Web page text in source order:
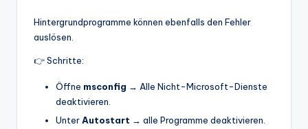
Hintergrundprogramme können ebenfalls den Fehler
auslösen.
👉 Schritte:
Öffne msconfig → Alle Nicht-Microsoft-Dienste
deaktivieren.
UnterAutostart → alle Programme deaktivieren.